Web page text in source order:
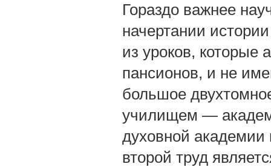
Гораздо важнее
начертании
из уроков, которые
пансионов, и не
большое
училищем —
духовной академии
второй труд